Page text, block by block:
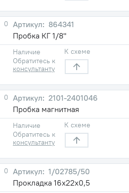
0
864341
Пробка КГ 1/8"
Наличие
Обратитесь к
консультанту
К схеме
0
2101-2401046
Пробка магнитная
Наличие
Обратитесь к
консультанту
К схеме
0
1/02785/50
Прокладка 16х22х0,5